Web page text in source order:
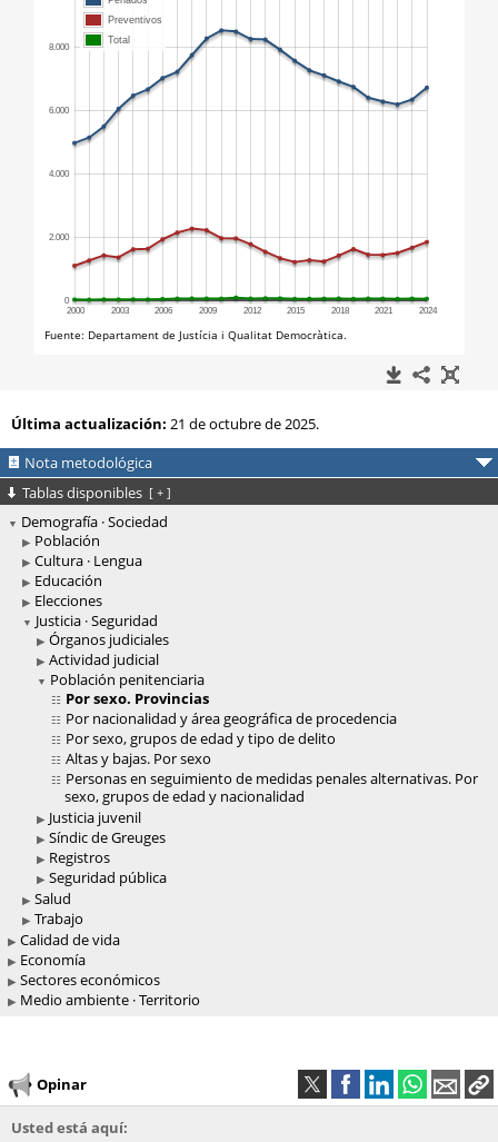
Última actualización: 21 de octubre de 2025.
Nota metodológica
Tablas disponibles [ + ]
Demografía · Sociedad
Población
Cultura · Lengua
Educación
Elecciones
Justicia · Seguridad
Órganos judiciales
Actividad judicial
Población penitenciaria
Por sexo. Provincias
Por nacionalidad y área geográfica de procedencia
Por sexo, grupos de edad y tipo de delito
Altas y bajas. Por sexo
Personas en seguimiento de medidas penales alternativas. Por
sexo, grupos de edad y nacionalidad
Justicia juvenil
Síndic de Greuges
Registros
Seguridad pública
Salud
Trabajo
Calidad de vida
Economía
Sectores económicos
Medio ambiente · Territorio
Opinar
Usted está aquí: